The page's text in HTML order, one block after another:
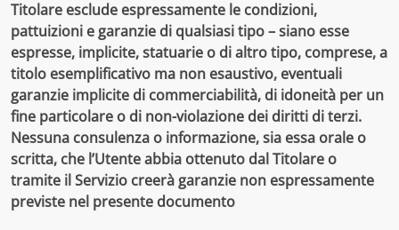
Titolare esclude espressamente le condizioni,
pattuizioni e garanzie di qualsiasi tipo – siano esse
espresse, implicite, statuarie o di altro tipo, comprese, a
titolo esemplificativo ma non esaustivo, eventuali
garanzie implicite di commerciabilità, di idoneità per un
fine particolare o di non-violazione dei diritti di terzi.
Nessuna consulenza o informazione, sia essa orale o
scritta, che l’Utente abbia ottenuto dal Titolare o
tramite il Servizio creerà garanzie non espressamente
previste nel presente documento